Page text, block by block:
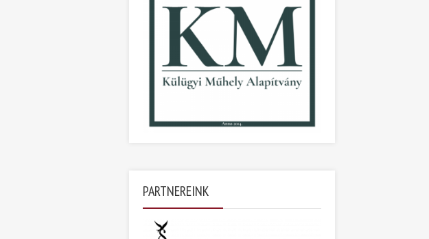
PARTNEREINK